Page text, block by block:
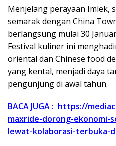
Menjelang perayaan Imlek,
semarak dengan China
berlangsung mulai 30
Festival kuliner ini
oriental dan Chinese food
yang kental, menjadi daya
pengunjung di awal tahun.
BACA JUGA : https://
maxride-dorong-ekonomi-
lewat-kolaborasi-terbuka-